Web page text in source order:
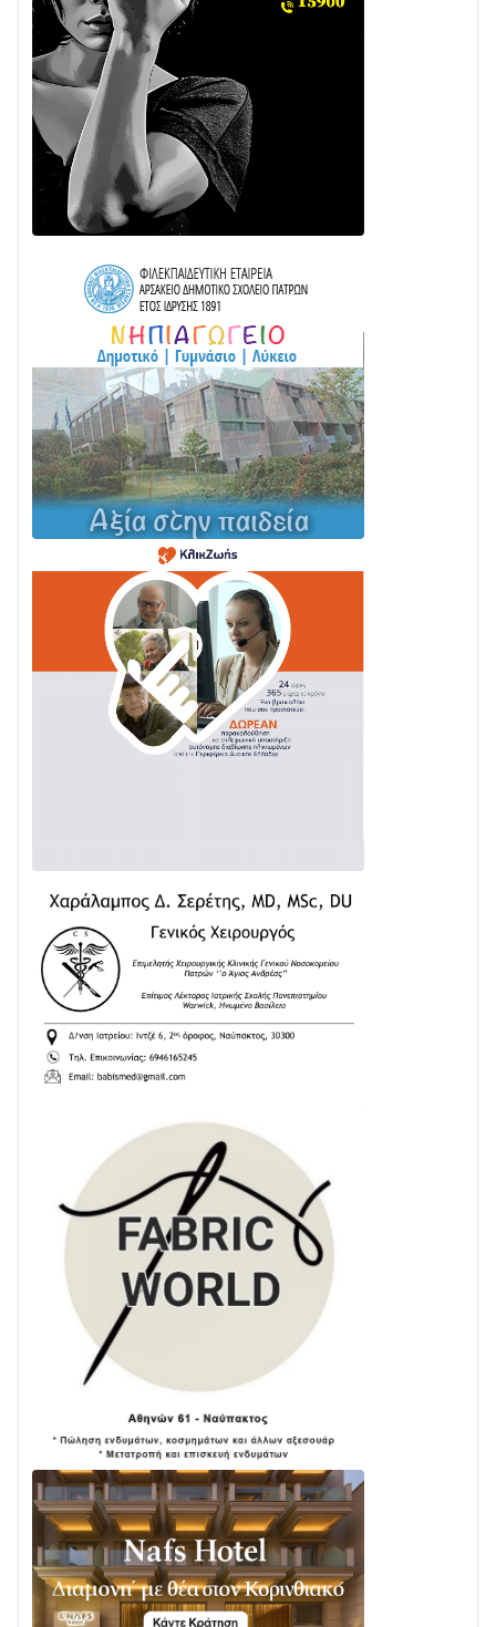
28/07 • 21:46
Διαβάστε την «Ναυπακτία» που κυκλοφορεί
24/07 • 11:31
ΕΚΤΑΚΤΟ – ΝΑΥΠΑΚΤΙΑ: ΣΥΝΑΓΕΡΜΟΣ ΣΤΗΝ
ΠΥΡΟΣΒΕΣΤΙΚΗ ΓΙΑ ΦΩΤΙΑ ΣΤΟΝ ΑΓΙΟ ΗΛΙΑ ΠΡΙΝ ΤΗ
ΓΡΑΝΙΤΣΑ
24/07 • 11:03
ΤΟ ΠΑΡΤΥ ΣΥΝΕΧΙΖΕΤΑΙ…
Στο σκοτάδι μεγάλο μέρος στο Λυγιά Ναυπάκτου
04/08 • 19:47
Σε τροχιά υλοποίησης η Παράκαμψη του Κέντρου
της Ναυπάκτου
04/08 • 12:08
Σε φουλ ρυθμούς το τμήμα Βόνιτσα – Άγιος Νικόλαος
| Αυτοψία Καββαδά
03/08 • 11:11
Με Αρχιερατική Λαμπρότητα η Πανήγυρη της
Μεταμορφώσεως του Σωτήρος στο Γολέμι
03/08 • 07:45
Ενισχύεται η Πολιτική Προστασία στο Δήμο Αγρινίου
με δύο νέα υδροφόρα οχήματα
02/08 • 18:26
Διαβάστε την «Ναυπακτία» που κυκλοφορεί
31/07 • 08:16
Δωρίδα για Όλους: «Καμία εκχώρηση των νερών
24/07 • 11:31
ΕΚΤΑΚΤΟ – ΝΑΥΠΑΚΤΙΑ: ΣΥΝΑΓΕΡΜΟΣ ΣΤΗΝ
ΠΥΡΟΣΒΕΣΤΙΚΗ ΓΙΑ ΦΩΤΙΑ ΣΤΟΝ ΑΓΙΟ ΗΛΙΑ ΠΡΙΝ ΤΗ
ΓΡΑΝΙΤΣΑ
24/07 • 11:03